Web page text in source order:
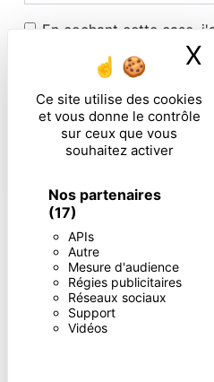
Ce site utilise des cookies
et vous donne le contrôle
sur ceux que vous
souhaitez activer
Nos partenaires
(17)
APIs
Autre
Mesure d'audience
Régies publicitaires
Réseaux sociaux
Support
Vidéos
X
En cochant cette case,
particulières ci-dessous **
** Les données personnelles
fins de vous contacter et sont
informatisé. Elles sont destinées à
but de répondre à votre message.
communiquées aux seuls
de droits d’accès, de rectification,
limitation, d’opposition, de retrait
moment et du droit d’introduire
autorité de contrôle, ainsi que
post-mortem. Vous pouvez exercer
l'adresse ou par courrier
d'identité pourra vous être
pendant la période de prise de
prescription légale aux fins
contentieux. Consultez le site